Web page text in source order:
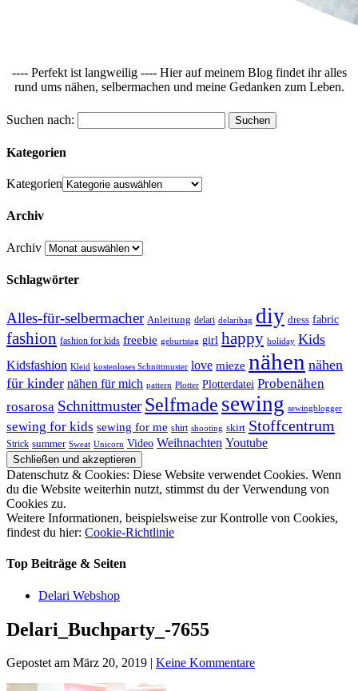
---- Perfekt ist langweilig ---- Hier auf meinem Blog findet ihr alles
rund ums nähen, selbermachen und meine Gedanken zum Leben.
Suchen nach:
Kategorien
Kategorien
Archiv
Archiv
Schlagwörter
Alles-für-selbermacher Anleitung delari delaribag diy dress fabric
fashion fashion for kids freebie geburtstag girl happy holiday Kids
Kidsfashion Kleid kostenloses Schnittmuster love mieze nähen nähen
für kinder nähen für mich pattern Plotter Plotterdatei Probenähen
rosarosa Schnittmuster Selfmade sewing sewingblogger
sewing for kids sewing for me shirt shooting skirt Stoffcentrum
Strick summer Sweat Unicorn Video Weihnachten Youtube
Datenschutz & Cookies: Diese Website verwendet Cookies. Wenn
du die Website weiterhin nutzt, stimmst du der Verwendung von
Cookies zu.
Weitere Informationen, beispielsweise zur Kontrolle von Cookies,
findest du hier: Cookie-Richtlinie
Top Beiträge & Seiten
Delari Webshop
Delari_Buchparty_-7655
Gepostet am März 20, 2019 | Keine Kommentare